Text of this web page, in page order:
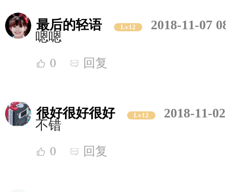
最后的轻语 Lv12
2018-11-07
嗯嗯
0 回复
很好很好很好 Lv12
2018-11-
不错
0 回复